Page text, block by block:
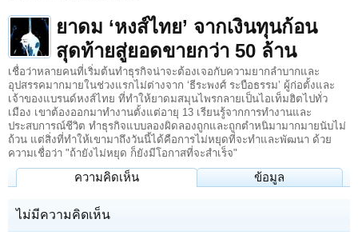
ยาดม ‘หงส์ไทย’ จากเงินทุนก้อน
สุดท้ายสู่ยอดขายกว่า 50 ล้าน
เชื่อว่าหลายคนที่เริ่มต้นทำธุรกิจน่าจะต้องเจอกับความยากลำบากและ
อุปสรรคมากมายในช่วงแรกไม่ต่างจาก ‘ธีระพงศ์ ระบือธรรม’ ผู้ก่อตั้งและ
เจ้าของแบรนด์หงส์ไทย ที่ทำให้ยาดมสมุนไพรกลายเป็นไอเท็มฮิตไปทั่ว
เมือง เขาต้องออกมาทำงานตั้งแต่อายุ 13 เรียนรู้จากการทำงานและ
ประสบการณ์ชีวิต ทำธุรกิจแบบลองผิดลองถูกและถูกตำหนิมามากมายนับไม่
ถ้วน แต่สิ่งที่ทำให้เขามาถึงวันนี้ได้คือการไม่หยุดที่จะทำและพัฒนา ด้วย
ความเชื่อว่า "ถ้ายังไม่หยุด ก็ยังมีโอกาสที่จะสำเร็จ"
ความคิดเห็น ข้อมูล
ไม่มีความคิดเห็น